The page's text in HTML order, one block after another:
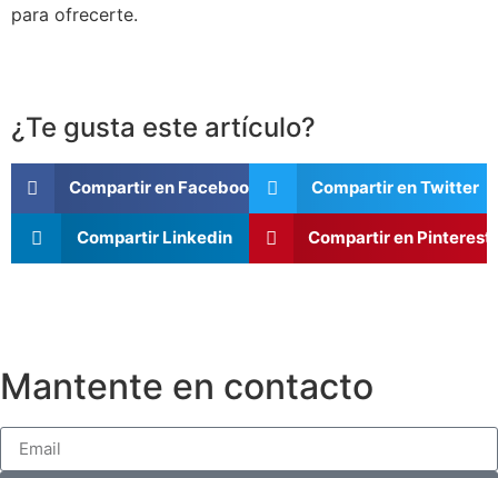
para ofrecerte.
¿Te gusta este artículo?
Compartir en Facebook Compartir en Twitter
Compartir Linkedin Compartir en Pinterest
Mantente en contacto